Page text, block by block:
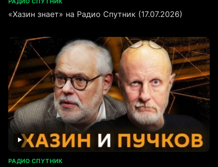
«Хазин знает» на Радио Спутник (17.07.2026)
РАДИО СПУТНИК